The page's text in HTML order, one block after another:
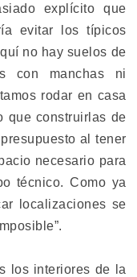
explícito que
evitar los típicos
no hay suelos de
con manchas ni
rodar en casa
que construirlas de
al tener
necesario para
técnico. Como ya
localizaciones se
los interiores de la